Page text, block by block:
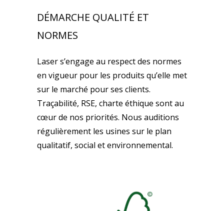
DÉMARCHE QUALITÉ ET
NORMES
Laser s’engage au respect des normes
en vigueur pour les produits qu’elle met
sur le marché pour ses clients.
Traçabilité, RSE, charte éthique sont au
cœur de nos priorités. Nous auditions
régulièrement les usines sur le plan
qualitatif, social et environnemental.